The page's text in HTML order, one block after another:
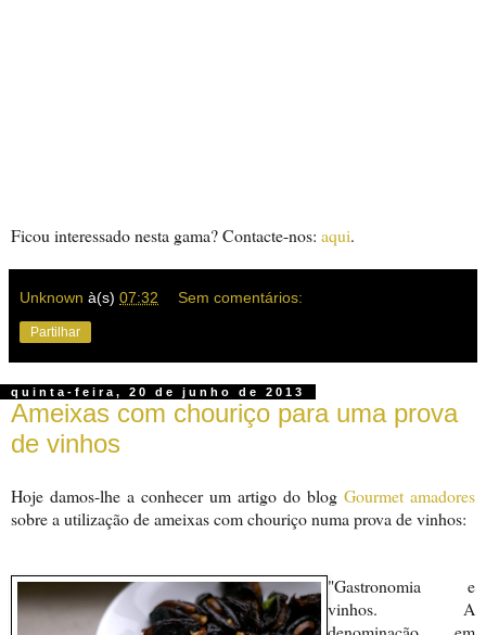
Ficou interessado nesta gama? Contacte-nos: aqui.
Unknown à(s) 07:32 Sem comentários:
Partilhar
quinta-feira, 20 de junho de 2013
Ameixas com chouriço para uma prova
de vinhos
Hoje damos-lhe a conhecer um artigo do blog Gourmet amadores
sobre a utilização de ameixas com chouriço numa prova de vinhos:
"Gastronomia e
vinhos. A